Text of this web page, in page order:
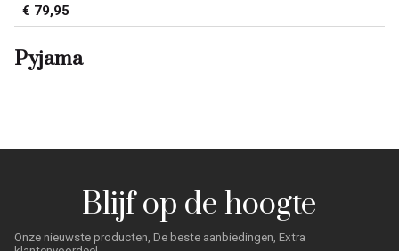
€ 79,95
Pyjama
Blijf op de hoogte
Onze nieuwste producten, De beste aanbiedingen, Extra